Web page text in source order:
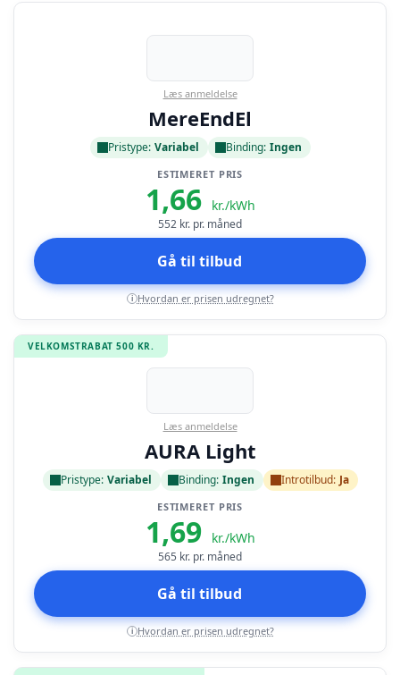
Læs anmeldelse
MereEndEl
Pristype: Variabel Binding: Ingen
ESTIMERET PRIS
1,66 kr./kWh
552 kr. pr. måned
Gå til tilbud
i Hvordan er prisen udregnet?
VELKOMSTRABAT 500 KR.
Læs anmeldelse
AURA Light
Pristype: Variabel Binding: Ingen Introtilbud: Ja
ESTIMERET PRIS
1,69 kr./kWh
565 kr. pr. måned
Gå til tilbud
i Hvordan er prisen udregnet?